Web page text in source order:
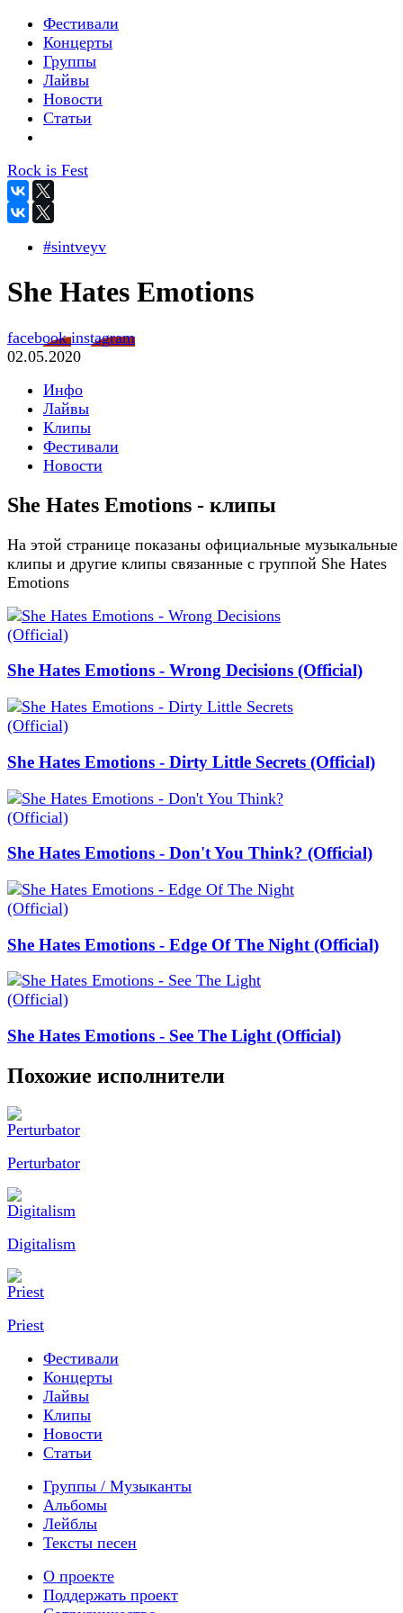
Фестивали
Концерты
Группы
Лайвы
Новости
Статьи
Rock is Fest
#sintveyv
She Hates Emotions
facebookinstagram
02.05.2020
Инфо
Лайвы
Клипы
Фестивали
Новости
She Hates Emotions - клипы
На этой странице показаны официальные музыкальные
клипы и другие клипы связанные с группой She Hates
Emotions
She Hates Emotions - Wrong Decisions (Official)
She Hates Emotions - Dirty Little Secrets (Official)
She Hates Emotions - Don't You Think? (Official)
She Hates Emotions - Edge Of The Night (Official)
She Hates Emotions - See The Light (Official)
Похожие исполнители
Perturbator
Digitalism
Priest
Фестивали
Концерты
Лайвы
Клипы
Новости
Статьи
Группы / Музыканты
Альбомы
Лейблы
Тексты песен
О проекте
Поддержать проект